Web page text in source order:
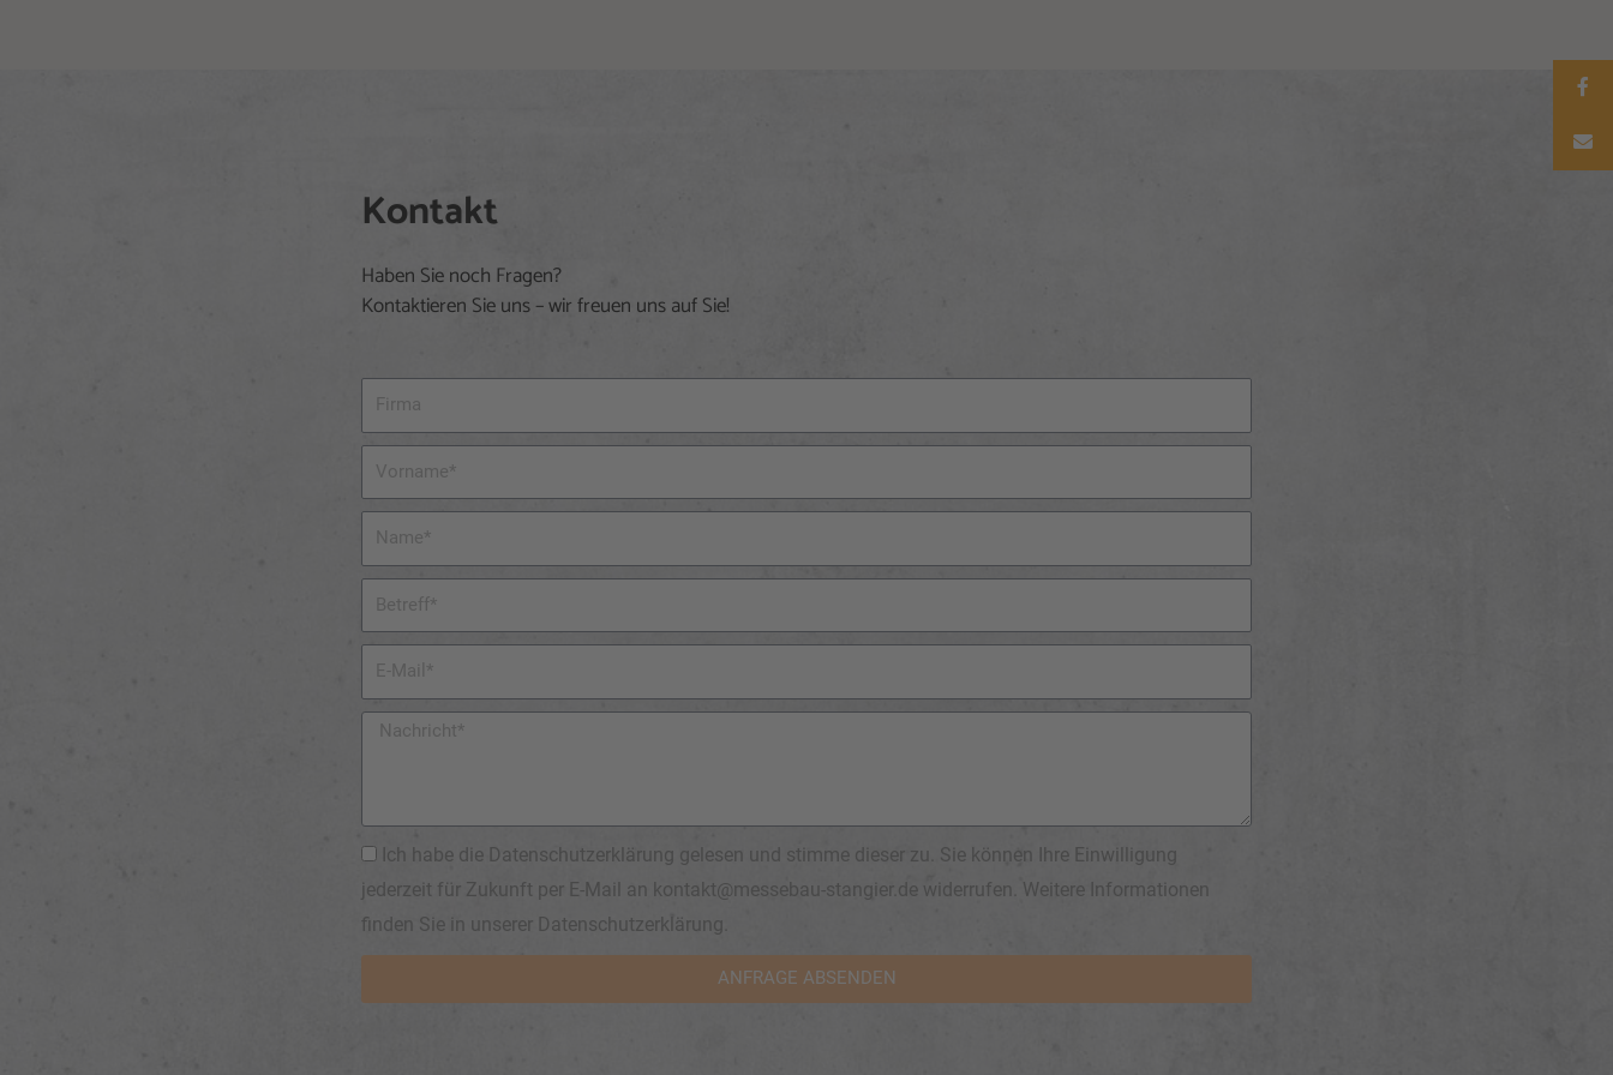
Kontakt
Haben Sie noch Fragen?
Kontaktieren Sie uns – wir freuen uns auf Sie!
Ich habe die Datenschutzerklärung gelesen und stimme dieser zu. Sie können Ihre Einwilligung
jederzeit für Zukunft per E-Mail an kontakt@messebau-stangier.de widerrufen. Weitere Informationen
finden Sie in unserer Datenschutzerklärung.
ANFRAGE ABSENDEN